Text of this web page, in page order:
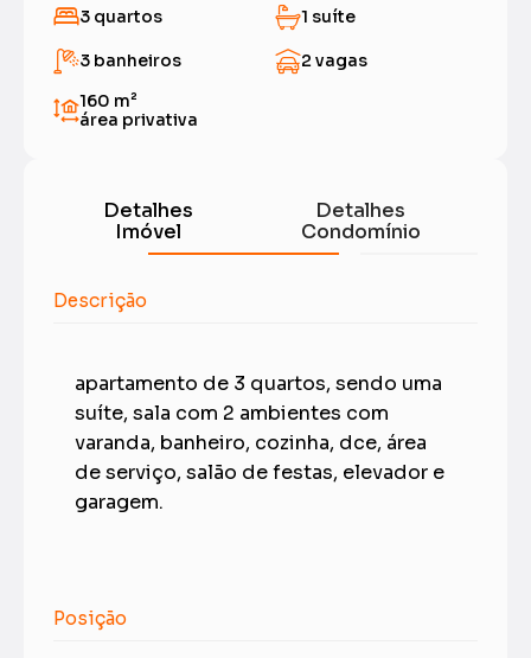
3 quartos 1 suíte
3 banheiros
2 vagas
160 m²
área privativa
Detalhes
Imóvel
Detalhes
Condomínio
Descrição
apartamento de 3 quartos, sendo uma
suíte, sala com 2 ambientes com
varanda, banheiro, cozinha, dce, área
de serviço, salão de festas, elevador e
garagem.
Posição